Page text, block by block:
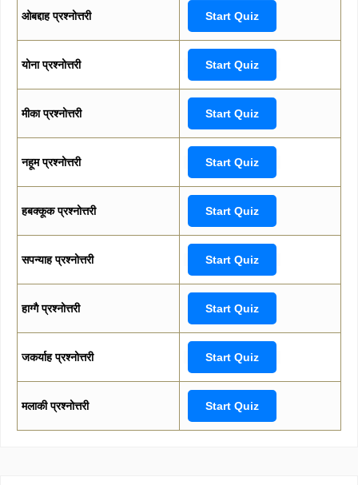
ओबद्दाह प्रश्नोत्तरी Start Quiz
योना प्रश्नोत्तरी Start Quiz
मीका प्रश्नोत्तरी Start Quiz
नहूम प्रश्नोत्तरी Start Quiz
हबक्कूक प्रश्नोत्तरी Start Quiz
सपन्याह प्रश्नोत्तरी Start Quiz
हाग्गै प्रश्नोत्तरी Start Quiz
जकर्याह प्रश्नोत्तरी Start Quiz
मलाकी प्रश्नोत्तरी Start Quiz